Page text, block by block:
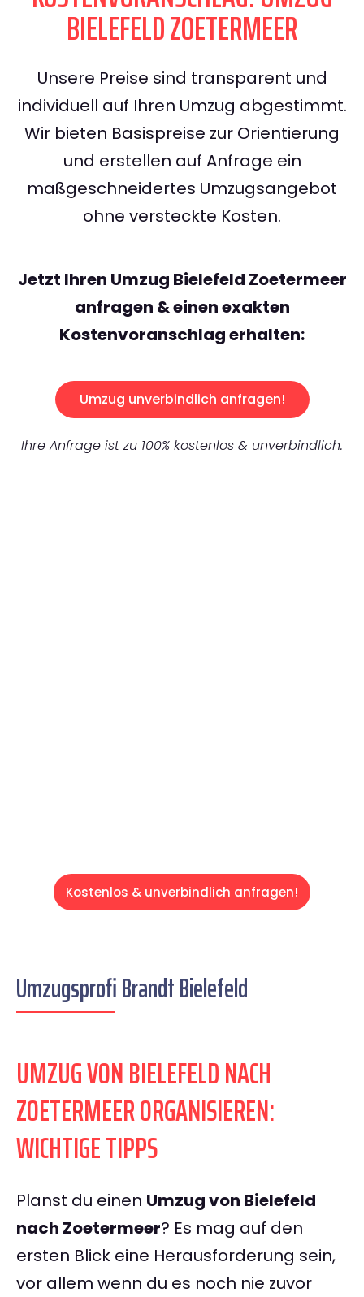
BIELEFELD ZOETERMEER
Unsere Preise sind transparent und
individuell auf Ihren Umzug abgestimmt.
Wir bieten Basispreise zur Orientierung
und erstellen auf Anfrage ein
maßgeschneidertes Umzugsangebot
ohne versteckte Kosten.
Jetzt Ihren Umzug Bielefeld Zoetermeer
anfragen & einen exakten
Kostenvoranschlag erhalten:
Umzug unverbindlich anfragen!
Ihre Anfrage ist zu 100% kostenlos & unverbindlich.
Kostenlos & unverbindlich anfragen!
Umzugsprofi Brandt Bielefeld
UMZUG VON BIELEFELD NACH
ZOETERMEER ORGANISIEREN:
WICHTIGE TIPPS
Planst du einen Umzug von Bielefeld
nach Zoetermeer? Es mag auf den
ersten Blick eine Herausforderung sein,
vor allem wenn du es noch nie zuvor